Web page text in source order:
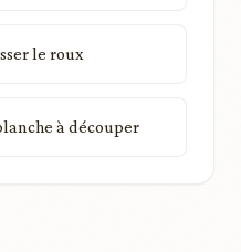
le roux
à découper